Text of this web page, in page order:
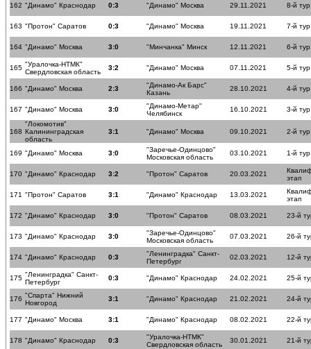
162 "Динамо" Краснодар 0:3 "Динамо" Москва 29.11.2021 8-й тур
163 "Протон" Саратов 0:3 "Динамо" Москва 19.11.2021 7-й тур
164 "Динамо" Москва 3:0 "Минчанка" Минск 12.11.2021 6-й тур
165 "Уралочка-НТМК"
Свердловская область
3:2 "Динамо" Москва 07.11.2021 5-й тур
166 "Динамо" Москва 2:3
"Динамо-Ак Барс"
Казань
28.10.2021 4-й тур
167 "Динамо" Москва 3:0
"Динамо-Метар"
Челябинск
16.10.2021 3-й тур
168
"Локомотив"
Калининградская
область
3:1 "Динамо" Москва 09.10.2021 2-й тур
169 "Динамо" Москва 3:0
"Заречье-Одинцово"
Московская область
03.10.2021 1-й тур
170 "Динамо" Краснодар 3:2 "Протон" Саратов 20.03.2021
этап
171 "Протон" Саратов 3:1 "Динамо" Краснодар 13.03.2021
этап
172 "Динамо" Краснодар 3:0 "Протон" Саратов 08.03.2021 23-й
173 "Динамо" Краснодар 3:0
"Заречье-Одинцово"
Московская область
07.03.2021 26-й
174 "Динамо" Краснодар 0:3
"Ленинградка" Санкт-
Петербург
02.03.2021 12-й
175 "Ленинградка" Санкт-
Петербург
0:3 "Динамо" Краснодар 24.02.2021 25-й
176 "Спарта" Нижний
Новгород
3:1 "Динамо" Краснодар 21.02.2021 24-й
177 "Динамо" Москва 3:1 "Динамо" Краснодар 08.02.2021 22-й
178 "Динамо" Краснодар 0:3
"Уралочка-НТМК"
Свердловская область
30.01.2021 21-й